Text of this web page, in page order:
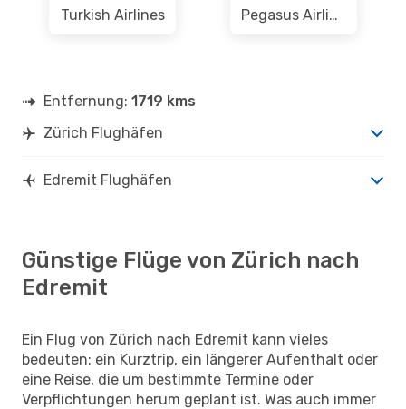
Turkish Airlines Pegasus Airlines
Entfernung: 1719 kms
Zürich Flughäfen
Edremit Flughäfen
Günstige Flüge von Zürich nach
Edremit
Ein Flug von Zürich nach Edremit kann vieles
bedeuten: ein Kurztrip, ein längerer Aufenthalt oder
eine Reise, die um bestimmte Termine oder
Verpflichtungen herum geplant ist. Was auch immer